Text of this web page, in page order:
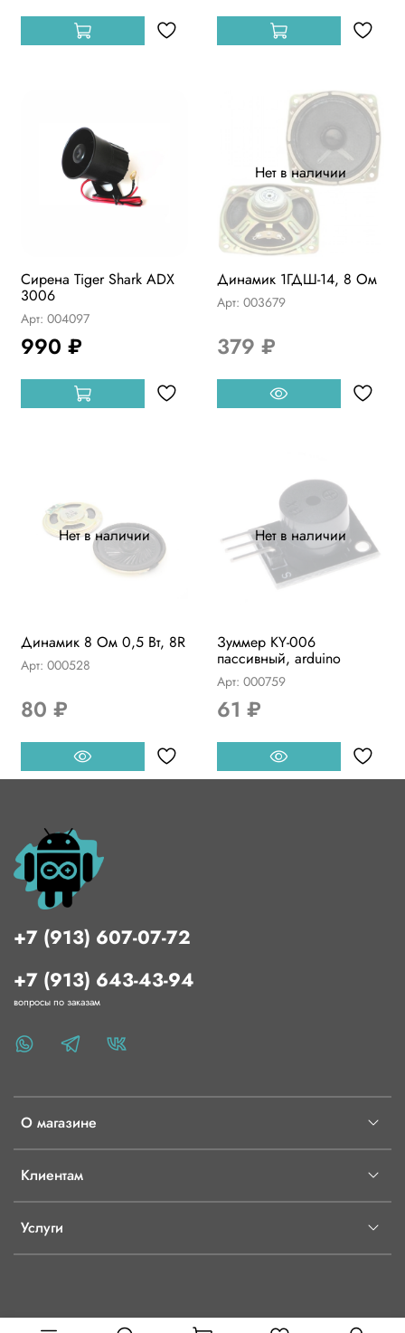
Сирена Tiger Shark ADX
3006
Арт: 004097
990 ₽
Нет в наличии
Динамик 1ГДШ-14, 8 Ом
Арт: 003679
379 ₽
Нет в наличии
Динамик 8 Ом 0,5 Вт, 8R
Арт: 000528
80 ₽
Нет в наличии
Зуммер KY-006
пассивный, arduino
Арт: 000759
61 ₽
О магазине
Клиентам
Услуги
+7 (913) 607-07-72
+7 (913) 643-43-94
вопросы по заказам